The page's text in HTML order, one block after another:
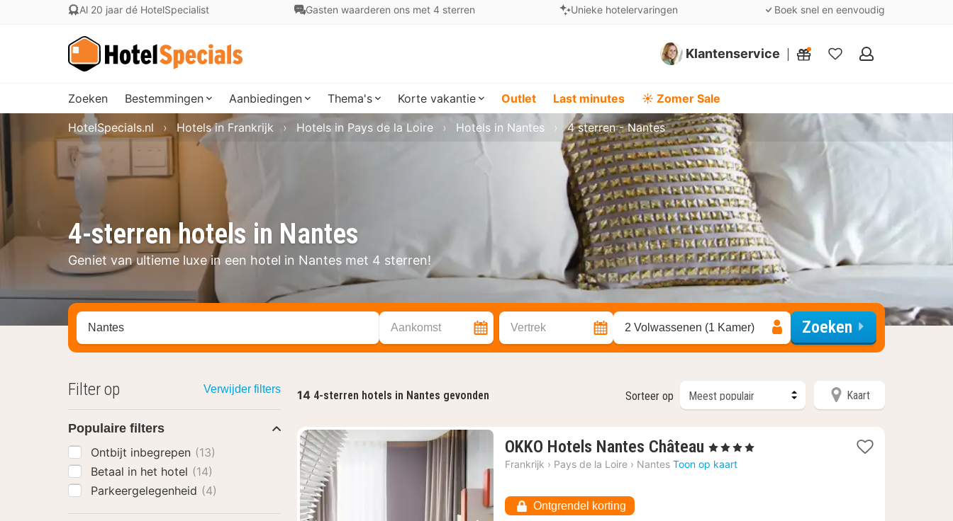
Al 20 jaar dé HotelSpecialist Gasten waarderen ons met 4 sterren Unieke hotelervaringen Boek snel en eenvoudig
Klantenservice
Mijn
Zoeken Bestemmingen Aanbiedingen Thema's Korte vakantie Outlet Last minutes ☀️ Zomer Sale
4-sterren hotels in Nantes
Geniet van ultieme luxe in een hotel in Nantes met 4 sterren!
HotelSpecials.nl Hotels in Frankrijk Hotels in Pays de la Loire Hotels in Nantes 4 sterren - Nantes
Zoek op hotel, regio of stad Aankomst Vertrek 2 Volwassenen (1 Kamer) Zoeken
14 4-sterren hotels in Nantes gevonden Sorteer op Kaart
OKKO Hotels Nantes Château 1
nacht
, 4 Sterren
Frankrijk › Pays de la Loire › Nantes Toon op kaart
Ontgrendel korting
Filter op Verwijder filters
Populaire filters
Ontbijt inbegrepen (13)
Betaal in het hotel (14)
Parkeergelegenheid (4)